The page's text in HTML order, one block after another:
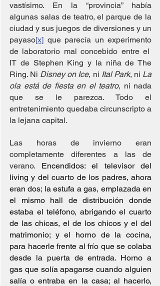
vastísimo. En la “provincia” había
algunas salas de teatro, el parque de la
ciudad y sus juegos de diversiones y un
payaso[x] que parecía un experimento
de laboratorio mal concebido entre el
IT de Stephen King y la niña de The
Ring. Ni Disney on Ice, ni Ital Park, ni La
ola está de fiesta en el teatro, ni nada
que se le parezca. Todo el
entretenimiento quedaba circunscripto a
la lejana capital.
Las horas de invierno eran
completamente diferentes a las de
verano. Encendidos: el televisor del
living y del cuarto de los padres, ahora
eran dos; la estufa a gas, emplazada en
el mismo hall de distribución donde
estaba el teléfono, abrigando el cuarto
de las chicas, el de los chicos y el del
matrimonio; y el horno de la cocina,
para hacerle frente al frío que se colaba
desde la puerta de entrada. Horno a
gas que solía apagarse cuando alguien
salía o entraba en la casa; al hacerlo,